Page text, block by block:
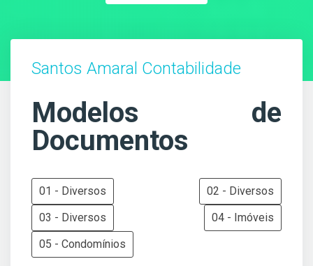
Santos Amaral Contabilidade
Modelos de
Documentos
01 - Diversos
02 - Diversos
03 - Diversos
04 - Imóveis
05 - Condomínios